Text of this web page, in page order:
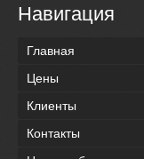
Навигация
Главная
Цены
Клиенты
Контакты